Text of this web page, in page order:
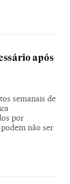
após
semanais de
por
não ser